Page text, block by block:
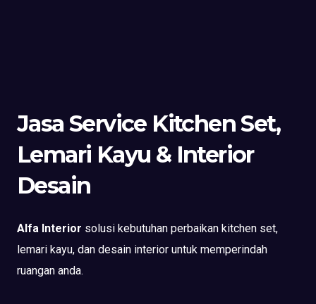
Jasa Service Kitchen Set,
Lemari Kayu & Interior
Desain
Alfa Interior solusi kebutuhan perbaikan kitchen set,
lemari kayu, dan desain interior untuk memperindah
ruangan anda.